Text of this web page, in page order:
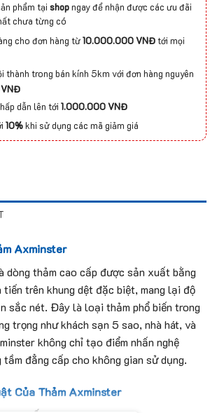
phẩm tại shopngay để nhận được các ưu đãi
chưa từng có
cho đơn hàng từ10.000.000 VNĐtới mọi
thành trong bán kính 5km với đơn hàng nguyên
dẫn lên tới1.000.000 VNĐ
10%khi sử dụng các mã giảm giá
Axminster
dòng thảm cao cấp được sản xuất bằng
tiến trên khung dệt đặc biệt, mang lại độ
sắc nét. Đây là loại thảm phổ biến trong
trọng như khách sạn 5 sao, nhà hát, và
không chỉ tạo điểm nhấn nghệ
đẳng cấp cho không gian sử dụng.
Của Thảm Axminster